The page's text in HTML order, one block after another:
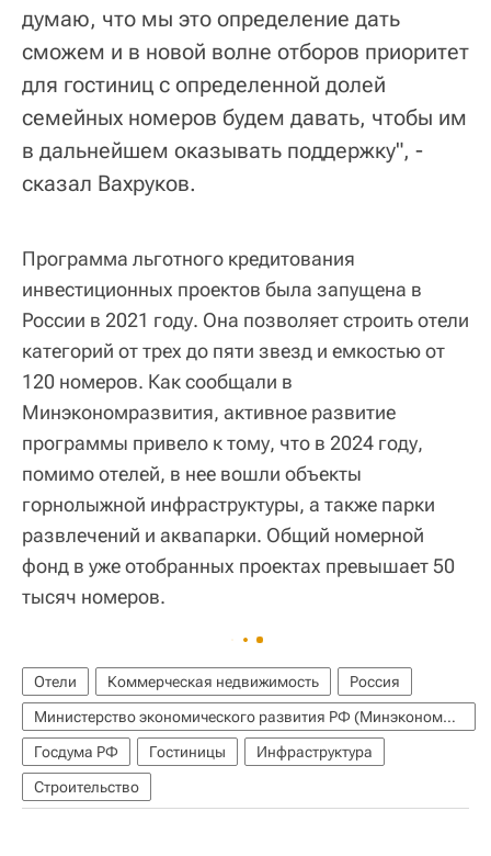
думаю, что мы это определение дать
сможем и в новой волне отборов приоритет
для гостиниц с определенной долей
семейных номеров будем давать, чтобы им
в дальнейшем оказывать поддержку", -
сказал Вахруков.
Программа льготного кредитования
инвестиционных проектов была запущена в
России в 2021 году. Она позволяет строить отели
категорий от трех до пяти звезд и емкостью от
120 номеров. Как сообщали в
Минэкономразвития, активное развитие
программы привело к тому, что в 2024 году,
помимо отелей, в нее вошли объекты
горнолыжной инфраструктуры, а также парки
развлечений и аквапарки. Общий номерной
фонд в уже отобранных проектах превышает 50
тысяч номеров.
Отели Коммерческая недвижимость
Россия
Министерство экономического развития РФ (Минэкономразвития России)
Госдума РФ
Гостиницы
Инфраструктура
Строительство